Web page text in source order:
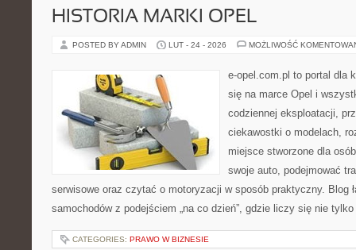
HISTORIA MARKI OPEL
POSTED BY ADMIN LUT - 24 - 2026 MOŻLIWOŚĆ
e-opel.com.pl to portal dla
się na marce Opel i
codziennej eksploatacji,
ciekawostki o modelach,
miejsce stworzone dla
swoje auto, podejmować
serwisowe oraz czytać o motoryzacji w sposób praktyczny. Blog
samochodów z podejściem „na co dzień”, gdzie liczy się nie
CATEGORIES: PRAWO W BIZNESIE